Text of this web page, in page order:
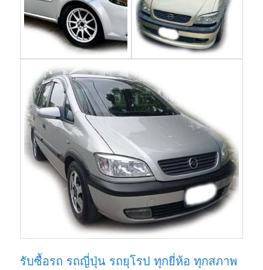
รับซื้อรถ รถญี่ปุ่น รถยุโรป ทุกยี่ห้อ ทุกสภาพ